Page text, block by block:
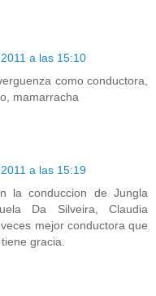
a las 15:10
como conductora,
mamarracha
a las 15:19
la conduccion de Jungla
Da Silveira, Claudia
mejor conductora que
gracia.